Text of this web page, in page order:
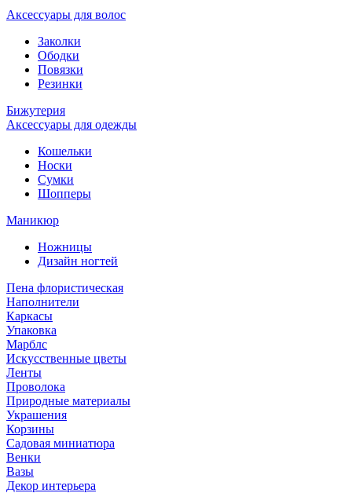
Аксессуары для волос
Заколки
Ободки
Повязки
Резинки
Бижутерия
Аксессуары для одежды
Кошельки
Носки
Сумки
Шопперы
Маникюр
Ножницы
Дизайн ногтей
Пена флористическая
Наполнители
Каркасы
Упаковка
Марблс
Искусственные цветы
Ленты
Проволока
Природные материалы
Украшения
Корзины
Садовая миниатюра
Венки
Вазы
Декор интерьера